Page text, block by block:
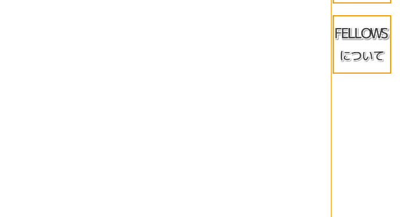
★イチオ
メーカー
訳アリ◇
当店限